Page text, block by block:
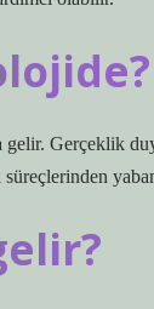
Gerçeklik